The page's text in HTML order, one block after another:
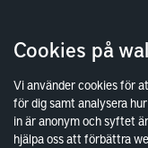
Cookies på
Vi använder cookies för
för dig samt analysera
in är anonym och syftet
hjälpa oss att förbättra